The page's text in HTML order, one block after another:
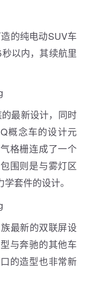
的纯电动SUV车
以内，其续航里
最新设计，同时
概念车的设计元
格栅连成了一个
围则是与雾灯区
套件的设计。
最新的双联屏设
与奔驰的其他车
的造型也非常新